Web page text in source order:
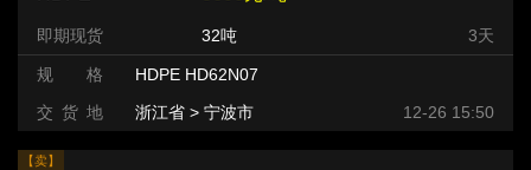
即期现货 32吨 3天
规 格
HDPE HD62N07
交 货 地
浙江省 > 宁波市 12-26 15:50
【卖】